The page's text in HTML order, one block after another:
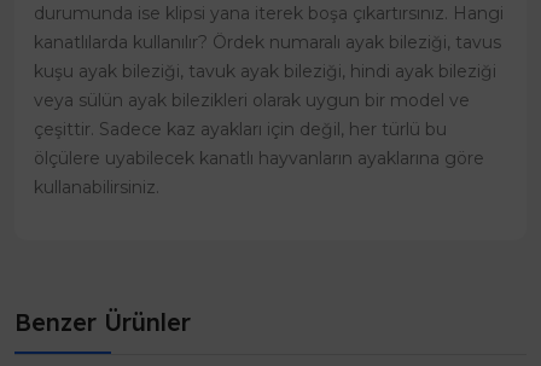
durumunda ise klipsi yana iterek boşa çıkartırsınız. Hangi
kanatlılarda kullanılır? Ördek numaralı ayak bileziği, tavus
kuşu ayak bileziği, tavuk ayak bileziği, hindi ayak bileziği
veya sülün ayak bilezikleri olarak uygun bir model ve
çeşittir. Sadece kaz ayakları için değil, her türlü bu
ölçülere uyabilecek kanatlı hayvanların ayaklarına göre
kullanabilirsiniz.
Benzer Ürünler